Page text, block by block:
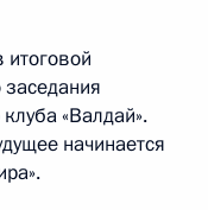
итоговой
заседания
«Валдай».
начинается